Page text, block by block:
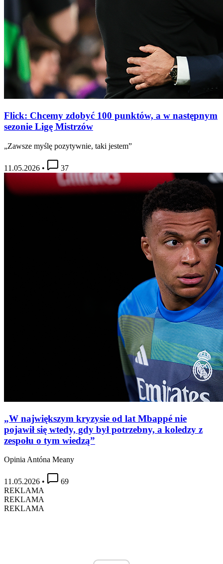
Flick: Chcemy zdobyć 100 punktów, a w następnym
sezonie Ligę Mistrzów
„Zawsze myślę pozytywnie, taki jestem”
11.05.2026 • 37
„W największym kryzysie od lat Mbappé nie
pojawił się wtedy, gdy był potrzebny, a koledzy z
zespołu o tym wiedzą”
Opinia Antóna Meany
11.05.2026 •
69
REKLAMA
REKLAMA
REKLAMA